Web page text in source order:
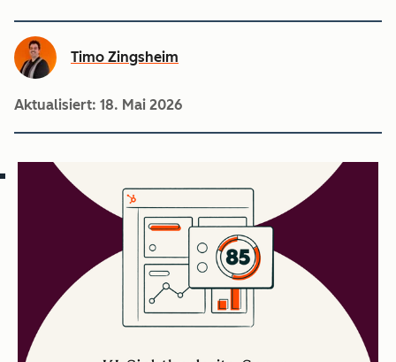
Timo Zingsheim
Aktualisiert: 18. Mai 2026